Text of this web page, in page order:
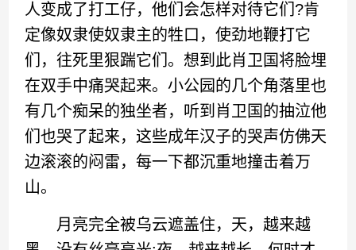
人变成了打工仔，他们会怎样对待它们?肯
定像奴隶使奴隶主的牲口，使劲地鞭打它
们，往死里狠踹它们。想到此肖卫国将脸埋
在双手中痛哭起来。小公园的几个角落里也
有几个痴呆的独坐者，听到肖卫国的抽泣他
们也哭了起来，这些成年汉子的哭声仿佛天
边滚滚的闷雷，每一下都沉重地撞击着万
山。
月亮完全被乌云遮盖住，天，越来越